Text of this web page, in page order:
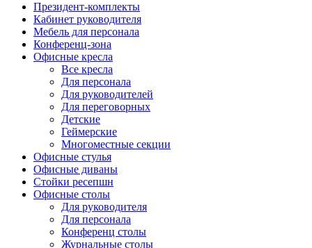
Президент-комплекты
Кабинет руководителя
Мебель для персонала
Конференц-зона
Офисные кресла
Все кресла
Для персонала
Для руководителей
Для переговорных
Детские
Геймерские
Многоместные секции
Офисные стулья
Офисные диваны
Стойки ресепшн
Офисные столы
Для руководителя
Для персонала
Конференц столы
Журнальные столы